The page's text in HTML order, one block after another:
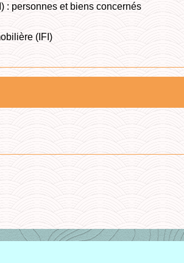
: personnes et biens concernés
(IFI)